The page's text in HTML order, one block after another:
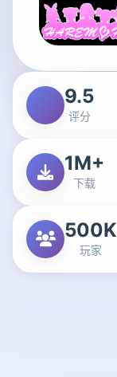
9.5
评分
1M+
下载
500K
玩家